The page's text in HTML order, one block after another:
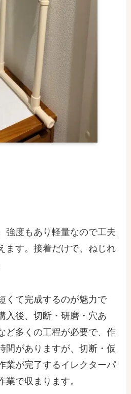
強度もあり軽量なので工夫
ます。接着だけで、ねじれ
くて完成するのが魅力で
入後、切断・研磨・穴あ
ど多くの工程が必要で、作
間がありますが、切断・仮
業が完了するイレクターパ
業で収まります。